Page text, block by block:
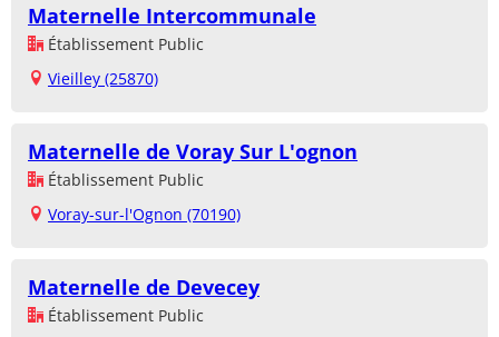
Maternelle Intercommunale
Établissement Public
Vieilley (25870)
Maternelle de Voray Sur L'ognon
Établissement Public
Voray-sur-l'Ognon (70190)
Maternelle de Devecey
Établissement Public